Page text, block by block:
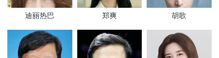
迪丽热巴 郑爽 胡歌